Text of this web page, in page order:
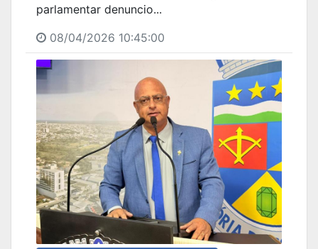
parlamentar denuncio...
08/04/2026 10:45:00